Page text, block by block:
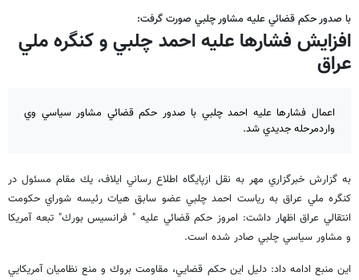
با صدور حكم قضائي عليه مشاور چلبي صورت گرفت:
افزايش فشارها عليه احمد چلبي و كنگره ملي
عراق
اعمال فشارها عليه احمد چلبي با صدور حكم قضائي مشاور سياسي وي
واردمرحله جديدي شد.
به گزارش خبرگزاري مهر به نقل ازپايگاه اطلاع رساني ايلاف، يك مقام مسئول در
كنگره ملي عراق به رياست احمد چلبي عضو سابق هيات رئيسه شوراي حكومت
انتقالي عراق اظهار داشت: امروز حكم قضائي عليه " فرانسيس بورك" تبعه آمريكا
و مشاور سياسي چلبي صادر شده است.
اين منبع ادامه داد: دليل اين حكم قضايي، مقاومت بروك و منع نظاميان آمريكايي